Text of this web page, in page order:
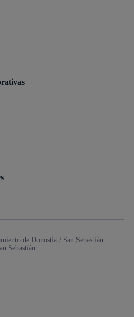
de Donostia / San Sebastián
Sebastián